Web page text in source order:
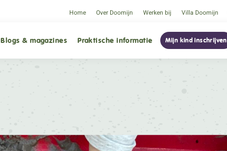
Home Over Doomijn Werken bij Villa Doomijn
Blogs & magazines Praktische informatie Mijn kind inschrijven